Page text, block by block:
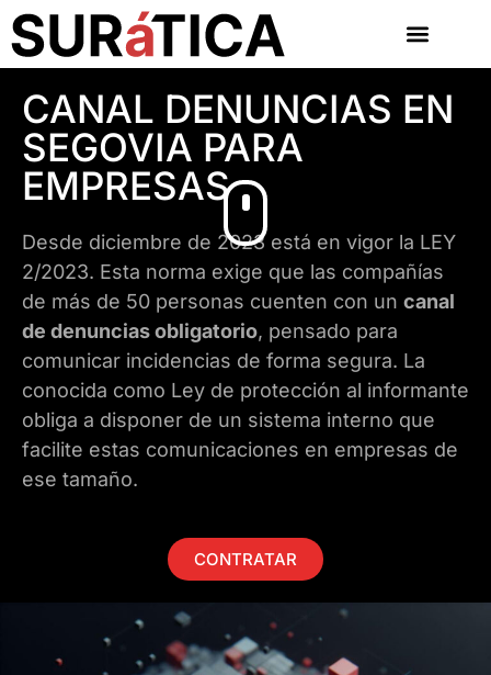
CANAL DENUNCIAS EN
SEGOVIA PARA
EMPRESAS
Desde diciembre de 2023 está en vigor la LEY
2/2023. Esta norma exige que las compañías
de más de 50 personas cuenten con un canal
de denuncias obligatorio, pensado para
comunicar incidencias de forma segura. La
conocida como Ley de protección al informante
obliga a disponer de un sistema interno que
facilite estas comunicaciones en empresas de
ese tamaño.
CONTRATAR